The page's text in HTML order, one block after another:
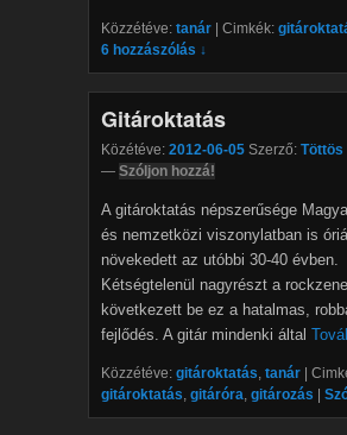
Közzétéve: tanár | Cimkék:
6 hozzászólás ↓
Gitároktatás
Közétéve: 2012-06-05 Szerző: Töttös
— Szóljon hozzá!
A gitároktatás népszerűsége
és nemzetközi viszonylatban is
növekedett az utóbbi 30-40 évben.
Kétségtelenül nagyrészt a
következett be ez a hatalmas,
fejlődés. A gitár mindenki által
Közzétéve: gitároktatás, tanár
gitároktatás, gitáróra, gitározás